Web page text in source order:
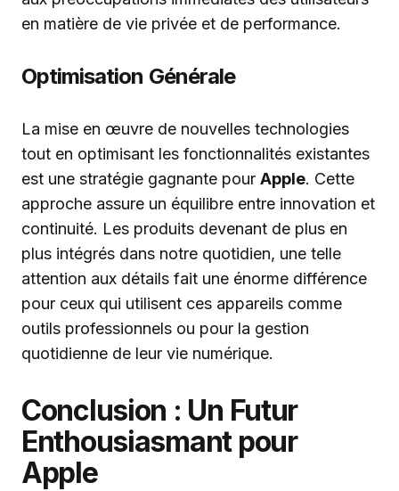
en matière de vie privée et de performance.
Optimisation Générale
La mise en œuvre de nouvelles technologies
tout en optimisant les fonctionnalités existantes
est une stratégie gagnante pour Apple. Cette
approche assure un équilibre entre innovation et
continuité. Les produits devenant de plus en
plus intégrés dans notre quotidien, une telle
attention aux détails fait une énorme différence
pour ceux qui utilisent ces appareils comme
outils professionnels ou pour la gestion
quotidienne de leur vie numérique.
Conclusion : Un Futur
Enthousiasmant pour
Apple